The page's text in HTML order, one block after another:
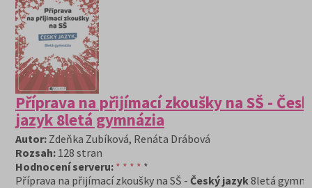
Příprava na přijímací zkoušky na SŠ -
jazyk 8letá gymnázia
Autor: Zdeňka Zubíková, Renáta Drábová
Rozsah: 128 stran
Hodnocení serveru: * * * * *
Příprava na přijímací zkoušky na SŠ - Český jazyk 8letá